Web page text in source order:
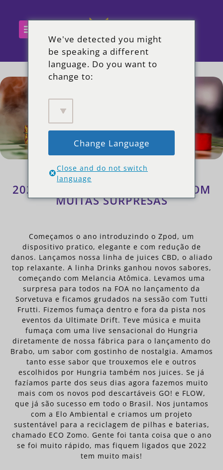
2021 – FOI UM ANO INCRÍVEL COM
MUITAS SURPRESAS
Começamos o ano introduzindo o Zpod, um
dispositivo pratico, elegante e com redução de
danos. Lançamos nossa linha de juices CBD, o aliado
top relaxante. A linha Drinks ganhou novos sabores,
começando com Melancia Atômica. Levamos uma
surpresa para todos na FOA no lançamento da
Sorvetuva e ficamos grudados na sessão com Tutti
Frutti. Fizemos fumaça dentro e fora da pista nos
eventos da Ultimate Drift. Teve música e muita
fumaça com uma live sensacional do Hungria
diretamente de nossa fábrica para o lançamento do
Brabo, um sabor com gostinho de nostalgia. Amamos
tanto esse sabor que trouxemos ele e outros
escolhidos por Hungria também nos juices. Se já
fazíamos parte dos seus dias agora fazemos muito
mais com os novos pod descartáveis GO! e FLOW,
que já são sucesso em todo o Brasil. Nos juntamos
com a Elo Ambiental e criamos um projeto
sustentável para a reciclagem de pilhas e baterias,
chamado ECO Zomo. Gente foi tanta coisa que o ano
se foi muito rápido, mas fiquem ligados que 2022
tem muito mais!
We've detected you might
be speaking a different
language. Do you want to
change to:
Change Language
Close and do not switch
language